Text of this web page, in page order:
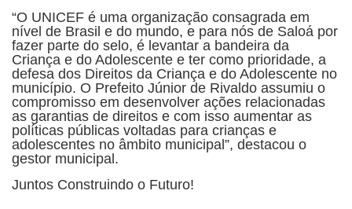
“O UNICEF é uma organização consagrada em
nível de Brasil e do mundo, e para nós de Saloá por
fazer parte do selo, é levantar a bandeira da
Criança e do Adolescente e ter como prioridade, a
defesa dos Direitos da Criança e do Adolescente no
município. O Prefeito Júnior de Rivaldo assumiu o
compromisso em desenvolver ações relacionadas
as garantias de direitos e com isso aumentar as
políticas públicas voltadas para crianças e
adolescentes no âmbito municipal”, destacou o
gestor municipal.
Juntos Construindo o Futuro!